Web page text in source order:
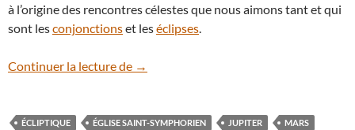
à l’origine des rencontres célestes que nous aimons tant et qui
sont lesconjonctionset leséclipses
Continuer la lecture de Vénus, Mars et Jupiter s’étirent le long
→
ÉCLIPTIQUE ÉGLISE SAINT-SYMPHORIEN JUPITER
MARS